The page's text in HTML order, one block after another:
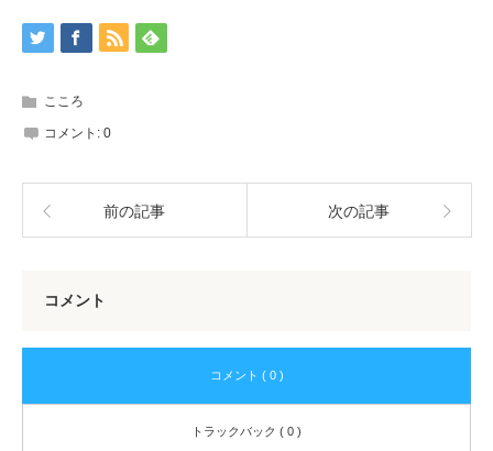
こころ
コメント: 0
前の記事 次の記事
コメント
コメント ( 0 )
トラックバック ( 0 )